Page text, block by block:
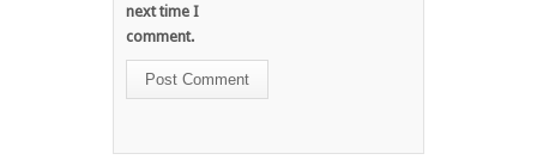
next time I
comment.